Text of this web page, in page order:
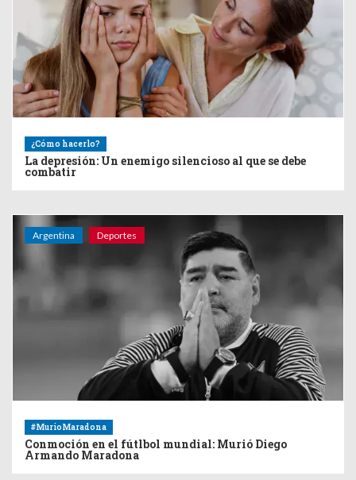
¿Cómo hacerlo?
La depresión: Un enemigo silencioso al que se debe
combatir
Argentina Deportes
#MurioMaradona
Conmoción en el fútlbol mundial: Murió Diego
Armando Maradona